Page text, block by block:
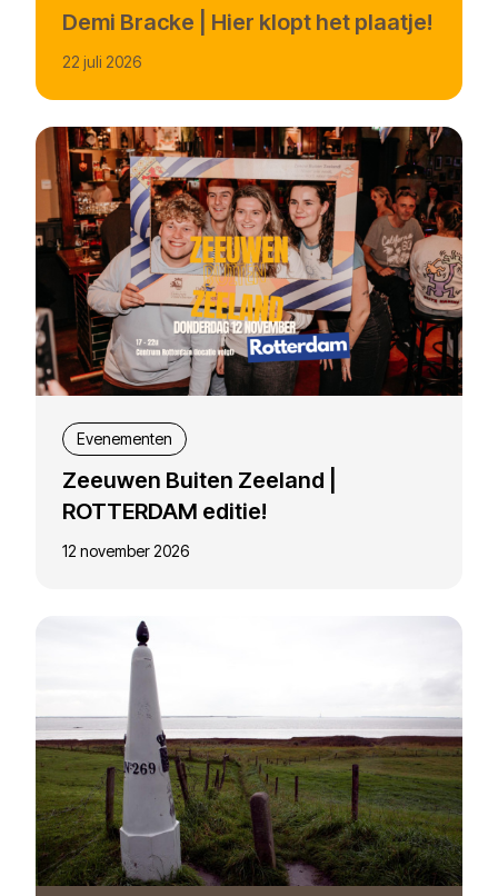
Demi Bracke | Hier klopt het plaatje!
22 juli 2026
Evenementen
Zeeuwen Buiten Zeeland |
ROTTERDAM editie!
12 november 2026